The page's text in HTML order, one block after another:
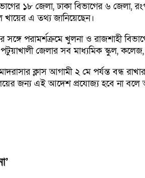
১৮ জেলা, ঢাকা বিভাগের ৬
খায়ের এ তথ্য জানিয়েছেন।
পরামর্শক্রমে খুলনা ও রাজশাহী
জেলার সব মাধ্যমিক স্কুল, কলেজ,
ক্লাস আগামী ২ মে পর্যন্ত বন্ধ
জন্য এই আদেশ প্রযোজ্য হবে না বলে